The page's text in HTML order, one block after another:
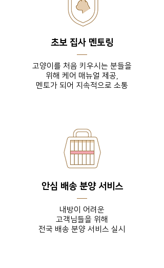
초보 집사 멘토링
고양이를 처음 키우시는 분들을
위해 케어 매뉴얼 제공,
​멘토가 되어 지속적으로 소통
안심 배송 분양 서비스
내방이 어려운
고객님들을 위해
전국 배송 분양 서비스 실시